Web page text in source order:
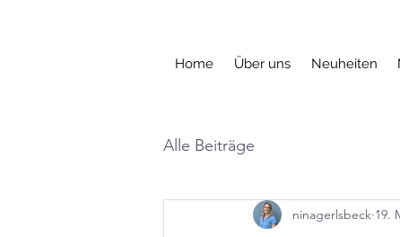
Home Über uns Neuheiten
Alle Beiträge
ninagerlsbeck 19.